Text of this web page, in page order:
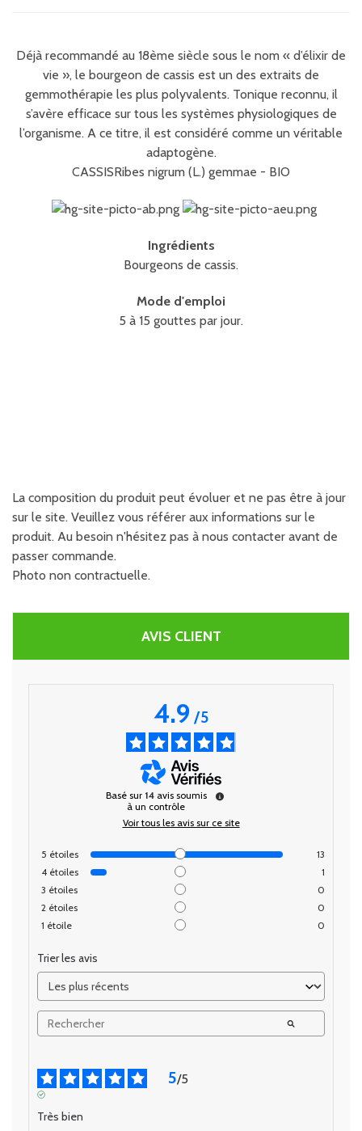
Déjà recommandé au 18ème siècle sous le nom « d’élixir de
vie », le bourgeon de cassis est un des extraits de
gemmothérapie les plus polyvalents. Tonique reconnu, il
s’avère efficace sur tous les systèmes physiologiques de
l’organisme. A ce titre, il est considéré comme un véritable
adaptogène.
CASSISRibes nigrum (L.) gemmae - BIO
Ingrédients
Bourgeons de cassis.
Mode d'emploi
5 à 15 gouttes par jour.
La composition du produit peut évoluer et ne pas être à jour
sur le site. Veuillez vous référer aux informations sur le
produit. Au besoin n'hésitez pas à nous contacter avant de
passer commande.
Photo non contractuelle.
AVIS CLIENT
4.9/5
Basé sur 14 avis soumis
à un contrôle
Voir tous les avis sur ce site
5 étoiles
13
4 étoiles
1
3 étoiles
0
2 étoiles
0
1 étoile 0
Trier les avis
5/5
Très bien